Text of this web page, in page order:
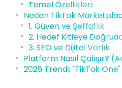
Temel Özellikleri:
Neden TikTok
1. Güven ve Şeffaflık
2. Hedef Kitleye
3. SEO ve Dijital Varlık
Platform Nasıl Çalışır?
2026 Trendi: "TikTok